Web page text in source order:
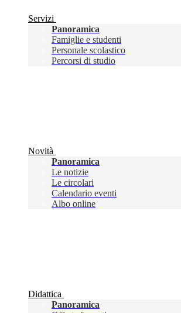
Servizi
Panoramica
Famiglie e studenti
Personale scolastico
Percorsi di studio
Novità
Panoramica
Le notizie
Le circolari
Calendario eventi
Albo online
Didattica
Panoramica